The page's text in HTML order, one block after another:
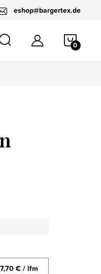
eshop@bargertex.de
7,70 € / lfm